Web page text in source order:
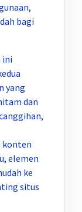
bagi
ini
yang
dan
konten
elemen
ke
situs